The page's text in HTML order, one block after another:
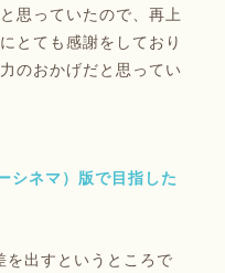
思っていたので、再上
とても感謝をしており
のおかげだと思ってい
ネマ）版で目指した
を出すというところで